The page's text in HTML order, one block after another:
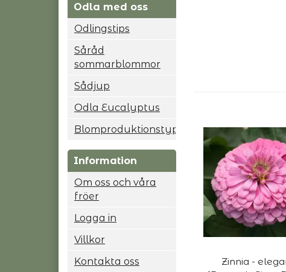
Odla med oss
Odlingstips
Såråd
sommarblommor
Sådjup
Odla Eucalyptus
Blomproduktionstyp
Information
Om oss och våra
fröer
Logga in
Villkor
Kontakta oss
Zinnia -